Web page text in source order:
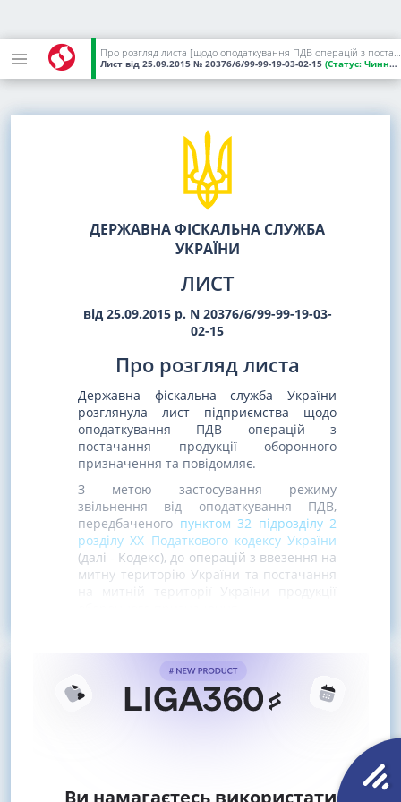
Про розгляд листа [щодо оподаткування ПДВ операцій з постачання продукції оборонного призначення]
Лист від 25.09.2015 № 20376/6/99-99-19-03-02-15 (Статус: Чинний)
ДЕРЖАВНА ФІСКАЛЬНА СЛУЖБА
УКРАЇНИ
ЛИСТ
від 25.09.2015 р. N 20376/6/99-99-19-03-
02-15
Про розгляд листа
Державна фіскальна служба України
розглянула лист підприємства щодо
оподаткування ПДВ операцій з
постачання продукції оборонного
призначення та повідомляє.
З метою застосування режиму
звільнення від оподаткування ПДВ,
передбаченого пунктом 32 підрозділу 2
розділу XX Податкового кодексу України
(далі - Кодекс), до операцій з ввезення на
митну територію України та постачання
Ви намагаєтесь використати